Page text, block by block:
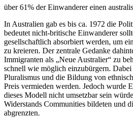
über 61% der Einwanderer einen
In Australien gab es bis ca. 1972 die
bedeutet nicht-britische Einwanderer
gesellschaftlich absorbiert werden, um
zu kreieren. Der zentrale Gedanke
Immigranten als „Neue Australier“ zu
schnell wie möglich einzubürgern.
Pluralismus und die Bildung von
Preis vermieden werden. Jedoch wurde
dieses Modell nicht umsetzbar sein
Widerstands Communities bildeten und
abgrenzten.